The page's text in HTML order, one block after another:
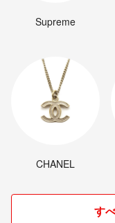
Supreme
CHANEL
す